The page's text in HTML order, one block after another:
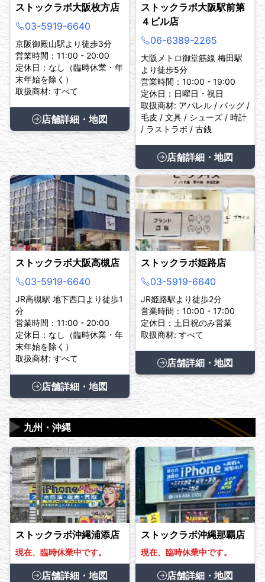
ストックラボ大阪枚方店
03-5919-6640
京阪御殿山駅より徒歩3分
営業時間：11:00 - 20:00
定休日：なし（臨時休業・年
末年始を除く）
取扱商材: すべて
店舗詳細・地図
ストックラボ大阪駅前第
４ビル店
06-6389-2265
大阪メトロ御堂筋線 梅田駅
より徒歩5分
営業時間：10:00 - 19:00
定休日：日曜日・祝日
取扱商材: アパレル / バッグ /
毛皮 / 文具 / シューズ / 時計
/ ラストラボ / 古銭
店舗詳細・地図
ストックラボ大阪高槻店
03-5919-6640
JR高槻駅 地下西口より徒歩1
分
営業時間：11:00 - 20:00
定休日：なし（臨時休業・年
末年始を除く）
取扱商材: すべて
店舗詳細・地図
ストックラボ姫路店
03-5919-6640
JR姫路駅より徒歩2分
営業時間：10:00 - 17:00
定休日：土日祝のみ営業
取扱商材: すべて
店舗詳細・地図
九州・沖縄
▶
ストックラボ沖縄浦添店
現在、臨時休業中です。
店舗詳細・地図
ストックラボ沖縄那覇店
現在、臨時休業中です。
店舗詳細・地図